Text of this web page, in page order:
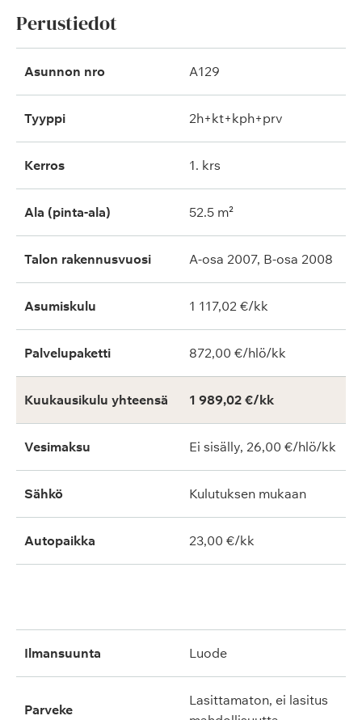
Perustiedot
Asunnon nro A129
Tyyppi 2h+kt+kph+prv
Kerros 1. krs
Ala (pinta-ala) 52.5 m²
Talon rakennusvuosi A-osa 2007, B-osa 2008
Asumiskulu 1 117,02 €/kk
Palvelupaketti 872,00 €/hlö/kk
Kuukausikulu yhteensä 1 989,02 €/kk
Vesimaksu Ei sisälly, 26,00 €/hlö/kk
Sähkö Kulutuksen mukaan
Autopaikka 23,00 €/kk
ilmansuunta luode
parveke
lasittamaton, ei lasitus